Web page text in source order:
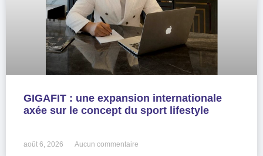
GIGAFIT : une expansion internationale
axée sur le concept du sport lifestyle
août 6, 2026 Aucun commentaire